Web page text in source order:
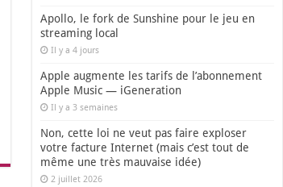
Apollo, le fork de Sunshine pour le jeu en
streaming local
Il y a 4 jours
Apple augmente les tarifs de l’abonnement
Apple Music — iGeneration
Il y a 3 semaines
Non, cette loi ne veut pas faire exploser
votre facture Internet (mais c’est tout de
même une très mauvaise idée)
2 juillet 2026